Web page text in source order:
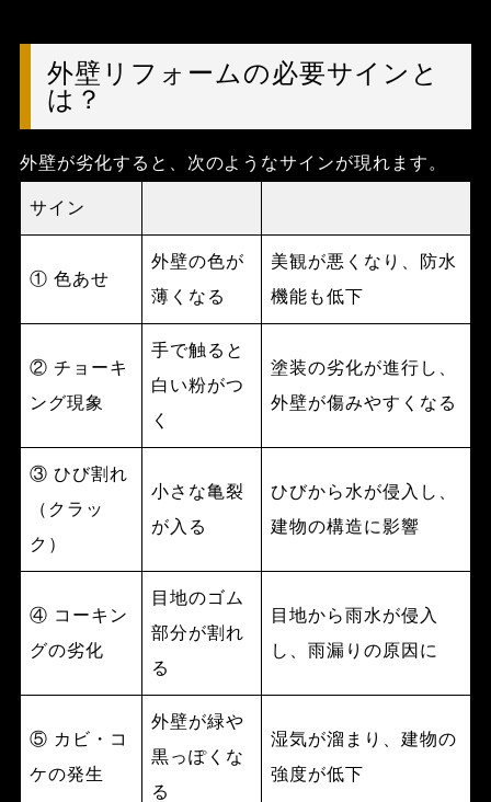
外壁リフォームの必要サインと
は？
外壁が劣化すると、次のようなサインが現れます。
サイン
① 色あせ
外壁の色が
薄くなる
美観が悪くなり、防水
機能も低下
② チョーキ
ング現象
手で触ると
白い粉がつ
く
塗装の劣化が進行し、
外壁が傷みやすくなる
③ ひび割れ
（クラッ
ク）
小さな亀裂
が入る
ひびから水が侵入し、
建物の構造に影響
④ コーキン
グの劣化
目地のゴム
部分が割れ
る
目地から雨水が侵入
し、雨漏りの原因に
⑤ カビ・コ
ケの発生
外壁が緑や
黒っぽくな
る
湿気が溜まり、建物の
強度が低下